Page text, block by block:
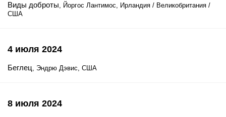
Виды доброты, Йоргос Лантимос, Ирландия / Великобритания /
США
4 июля 2024
Беглец, Эндрю Дэвис, США
8 июля 2024